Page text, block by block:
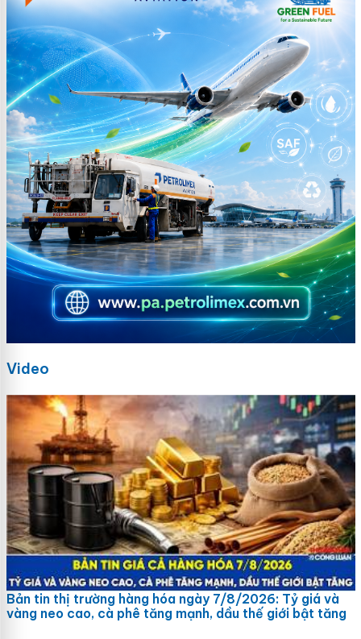
Video
Bản tin thị trường hàng hóa ngày 7/8/2026: Tỷ giá và
vàng neo cao, cà phê tăng mạnh, dầu thế giới bật tăng